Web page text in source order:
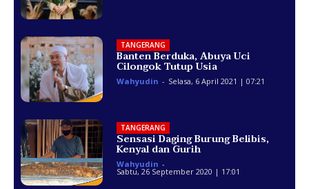
TANGERANG
Banten Berduka, Abuya Uci
Cilongok Tutup Usia
Wahyudin - Selasa, 6 April 2021 | 07:21
TANGERANG
Sensasi Daging Burung Belibis,
Kenyal dan Gurih
Wahyudin -
Sabtu, 26 September 2020 | 17:01